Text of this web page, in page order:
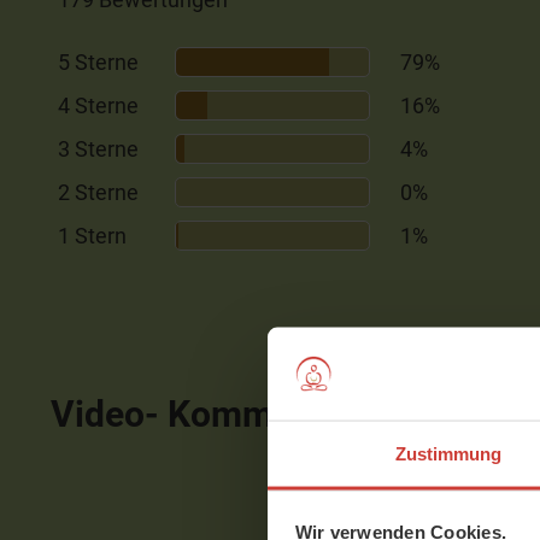
Zustimmung
Wir verwenden Cookies.
5 Sterne
79%
4 Sterne
16%
3 Sterne
4%
2 Sterne
0%
1 Stern
1%
Video- Kommentare